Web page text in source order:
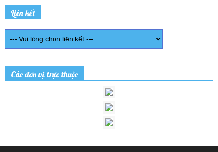
Liên kết
Các đơn vị trực thuộc